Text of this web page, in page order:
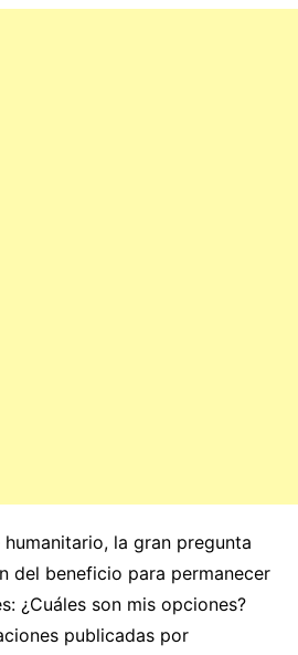
la gran pregunta
del beneficio para permanecer
¿Cuáles son mis opciones?
publicadas por